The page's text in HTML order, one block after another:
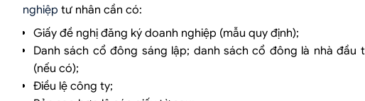
nghiệp tư nhân cần có:
Giấy đề nghị đăng ký doanh nghiệp (mẫu quy định);
Danh sách cổ đông sáng lập; danh sách cổ đông là nhà
(nếu có);
Điều lệ công ty;